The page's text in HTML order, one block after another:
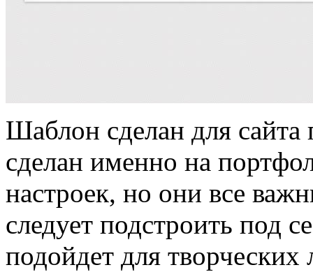
Шаблон сделан для
сделан именно на
настроек, но они все
следует подстроить под
подойдет для творческих